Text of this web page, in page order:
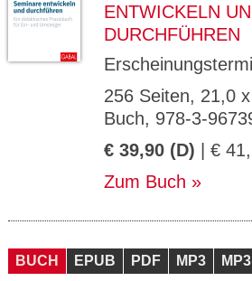
ENTWICKELN
DURCHFÜHREN
256 Seiten, 21,0
Buch, 978-3-
€ 39,90 (D) | €
Zum Buch
BUCH EPUB PDF MP3 MP3